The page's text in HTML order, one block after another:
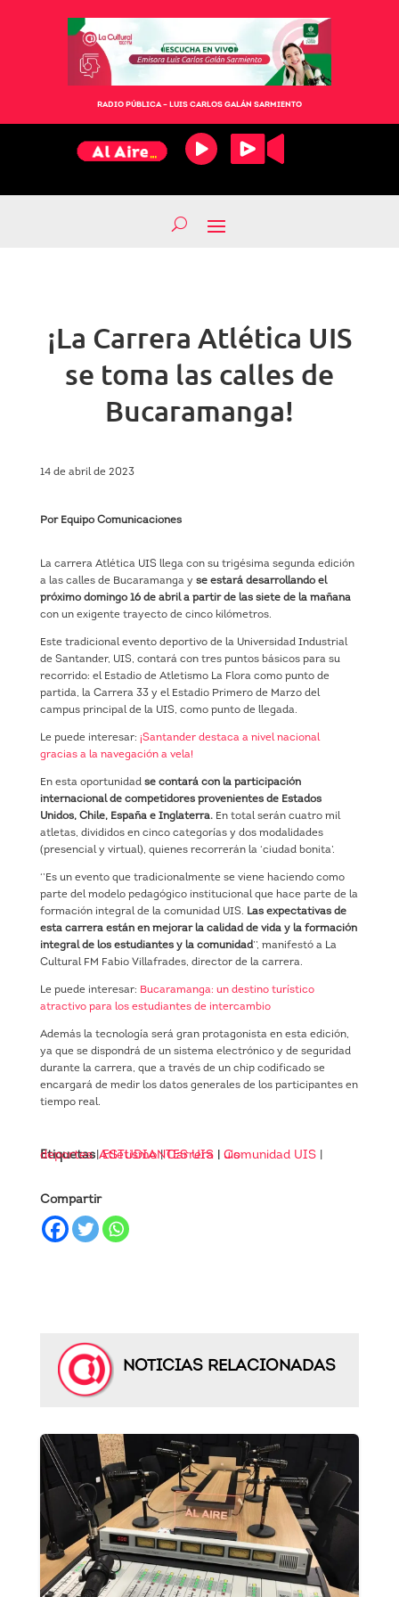
RADIO PÚBLICA – LUIS CARLOS GALÁN SARMIENTO
¡La Carrera Atlética UIS
se toma las calles de
Bucaramanga!
14 de abril de 2023
Por Equipo Comunicaciones
La carrera Atlética UIS llega con su trigésima segunda edición
a las calles de Bucaramanga y se estará desarrollando el
próximo domingo 16 de abril a partir de las siete de la mañana
con un exigente trayecto de cinco kilómetros.
Este tradicional evento deportivo de la Universidad Industrial
de Santander, UIS, contará con tres puntos básicos para su
recorrido: el Estadio de Atletismo La Flora como punto de
partida, la Carrera 33 y el Estadio Primero de Marzo del
campus principal de la UIS, como punto de llegada.
Le puede interesar: ¡Santander destaca a nivel nacional
gracias a la navegación a vela!
En esta oportunidad se contará con la participación
internacional de competidores provenientes de Estados
Unidos, Chile, España e Inglaterra.En total serán cuatro mil
atletas, divididos en cinco categorías y dos modalidades
(presencial y virtual), quienes recorrerán la ‘ciudad bonita’.
‘’Es un evento que tradicionalmente se viene haciendo como
parte del modelo pedagógico institucional que hace parte de la
formación integral de la comunidad UIS. Las expectativas de
esta carrera están en mejorar la calidad de vida y la formación
integral de los estudiantes y la comunidad’’, manifestó a La
Cultural FM Fabio Villafrades, director de la carrera.
Le puede interesar: Bucaramanga: un destino turístico
atractivo para los estudiantes de intercambio
Además la tecnología será gran protagonista en esta edición,
ya que se dispondrá de un sistema electrónico y de seguridad
durante la carrera, que a través de un chip codificado se
encargará de medir los datos generales de los participantes en
tiempo real.
Etiquetas Atletismo|Carrera| Comunidad UIS|
deportes|ESTUDIANTES UIS| uis
Compartir
NOTICIAS RELACIONADAS